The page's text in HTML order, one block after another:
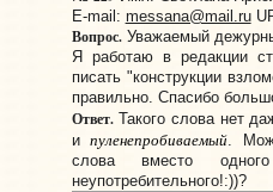
E-mail: messana@mail.ru
Вопрос.Уважаемый
Я работаю в редакции
писать "конструкции
правильно. Спасибо
Ответ.Такого слова нет
ипуленепробиваемый.
слова вместо
неупотребительного!:))?